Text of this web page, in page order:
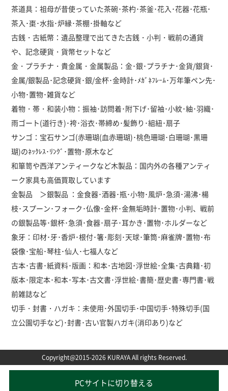
茶道具：祖母が昔使っていた茶碗･茶杓･茶釜･花入･花器･花瓶･
茶入･棗･水指･炉縁･茶棚･掛軸など
古銭・古紙幣：遺品整理で出てきた古銭・小判・戦前の通貨
や、記念硬貨・貨幣セットなど
金・プラチナ・貴金属・金属製品：金･銀･プラチナ･金貨/銀貨･
金属/銀製品･記念硬貨･銀/金杯･金時計･ﾒｶﾞﾈﾌﾚｰﾑ･万年筆ペン先･
小物･置物･雑貨など
着物・帯・和装小物：振袖･訪問着･附下げ･留袖･小紋･紬･羽織･
雨ゴート(道行き)･袴･浴衣･帯締め･髪飾り･組紐･扇子
サンゴ：宝石サンゴ(赤珊瑚(血赤珊瑚)･桃色珊瑚･白珊瑚･黒珊
瑚)のﾈｯｸﾚｽ･ﾘﾝｸﾞ･置物･原木など
和箪笥や西洋アンティークなど木製品：国内外の各種アンティ
ーク家具も高価買取しています
金製品 ＞銀製品 ：金食器･酒器･瓶･小物･風炉･急須･湯沸･楊
枝･スプーン･フォーク･仏像･金杯･金無垢時計･置物･小判、戦前
の銀製品等･銀杯･急須･食器･扇子･耳かき･置物･ホルダーなど
象牙：印材･牙･香炉･根付･箸･彫刻･天球･筆筒･麻雀牌･置物･布
袋像･宝船･琴柱･仙人･七福人など
古本･古書･紙資料･版画：和本･古地図･浮世絵･全集･古典籍･初
版本･限定本･和本･写本･古文書･浮世絵･書簡･歴史書･専門書･戦
前雑誌など
切手・封書・ハガキ：未使用･外国切手･中国切手･特殊切手(国
立公園切手など)･封書･古い官製ハガキ(消印あり)など
Copyright@2015-2026 KURAYA All rights Reserved.
PCサイトに切り替える